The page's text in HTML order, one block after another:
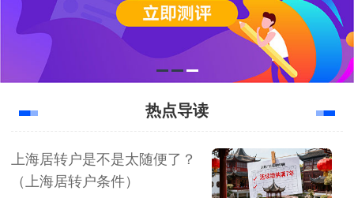
热点导读
上海居转户是不是太随便了？
（上海居转户条件）